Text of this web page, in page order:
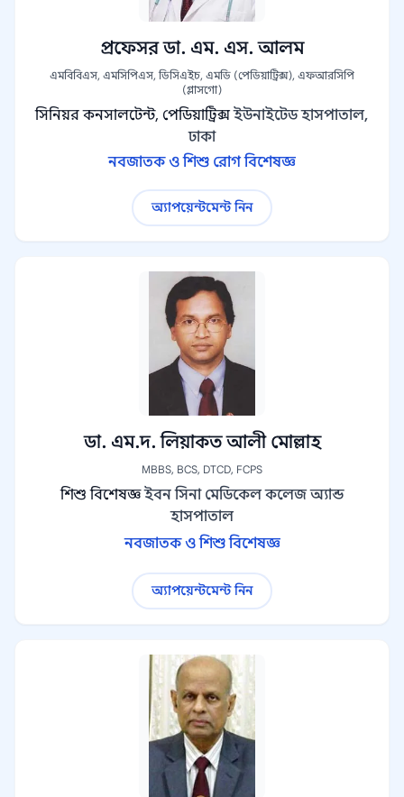
প্রফেসর ডা. এম. এস. আলম
এমবিবিএস, এমসিপিএস, ডিসিএইচ, এমডি (পেডিয়াট্রিক্স), এফআরসিপি
(গ্লাসগো)
সিনিয়র কনসালটেন্ট, পেডিয়াট্রিক্স ইউনাইটেড হাসপাতাল,
ঢাকা
নবজাতক ও শিশু রোগ বিশেষজ্ঞ
অ্যাপয়েন্টমেন্ট নিন
ডা. এম.দ. লিয়াকত আলী মোল্লাহ
MBBS, BCS, DTCD, FCPS
শিশু বিশেষজ্ঞ ইবন সিনা মেডিকেল কলেজ অ্যান্ড
হাসপাতাল
নবজাতক ও শিশু বিশেষজ্ঞ
অ্যাপয়েন্টমেন্ট নিন